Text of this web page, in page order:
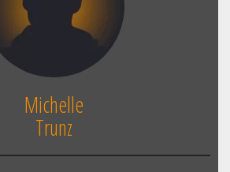
Michelle
Trunz